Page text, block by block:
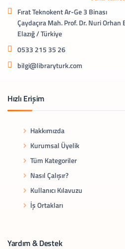
Fırat Teknokent Ar-Ge 3 Binası
Çaydaçıra Mah. Prof. Dr. Nuri
Elazığ / Türkiye
0533 215 35 26
bilgi@libraryturk.com
Hızlı Erişim
Hakkımızda
Kurumsal Üyelik
Tüm Kategoriler
Nasıl Çalışır?
Kullanıcı Kılavuzu
İş Ortakları
Yardım & Destek